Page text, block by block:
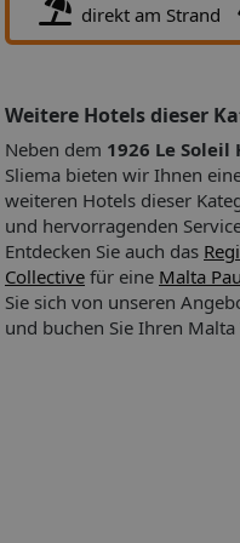
Verpflegung Frühstück
Mittag- und Abendessen
vegetarische Speisen) und
werden im Hotel Wasser,
angeboten.
Entfernungen
zum Meer: ca. 200 m
ca. 200 m Nächstes
Nächste
Transportmittel: ca. 200 m
Tauch-Shop: ca. 200 m
Sport und Freizeit Im
direkt am Strand
Weitere Hotels dieser
Neben dem 1926 Le Soleil
Sliema bieten wir Ihnen
weiteren Hotels dieser
und hervorragenden
Entdecken Sie auch das
Collective für eine Malta
Sie sich von unseren
und buchen Sie Ihren